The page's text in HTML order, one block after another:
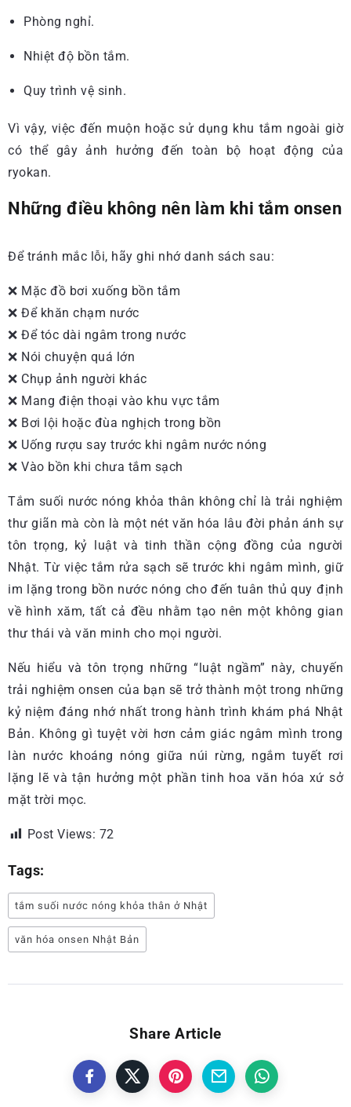
Phòng nghỉ.
Nhiệt độ bồn tắm.
Quy trình vệ sinh.
Vì vậy, việc đến muộn hoặc sử dụng khu tắm ngoài giờ
có thể gây ảnh hưởng đến toàn bộ hoạt động của
ryokan.
Những điều không nên làm khi tắm onsen
Để tránh mắc lỗi, hãy ghi nhớ danh sách sau:
❌ Mặc đồ bơi xuống bồn tắm
❌ Để khăn chạm nước
❌ Để tóc dài ngâm trong nước
❌ Nói chuyện quá lớn
❌ Chụp ảnh người khác
❌ Mang điện thoại vào khu vực tắm
❌ Bơi lội hoặc đùa nghịch trong bồn
❌ Uống rượu say trước khi ngâm nước nóng
❌ Vào bồn khi chưa tắm sạch
Tắm suối nước nóng khỏa thân không chỉ là trải nghiệm
thư giãn mà còn là một nét văn hóa lâu đời phản ánh sự
tôn trọng, kỷ luật và tinh thần cộng đồng của người
Nhật. Từ việc tắm rửa sạch sẽ trước khi ngâm mình, giữ
im lặng trong bồn nước nóng cho đến tuân thủ quy định
về hình xăm, tất cả đều nhằm tạo nên một không gian
thư thái và văn minh cho mọi người.
Nếu hiểu và tôn trọng những “luật ngầm” này, chuyến
trải nghiệm onsen của bạn sẽ trở thành một trong những
kỷ niệm đáng nhớ nhất trong hành trình khám phá Nhật
Bản. Không gì tuyệt vời hơn cảm giác ngâm mình trong
làn nước khoáng nóng giữa núi rừng, ngắm tuyết rơi
lặng lẽ và tận hưởng một phần tinh hoa văn hóa xứ sở
mặt trời mọc.
Post Views: 72
Tags:
tắm suối nước nóng khỏa thân ở Nhật
văn hóa onsen Nhật Bản
Share Article